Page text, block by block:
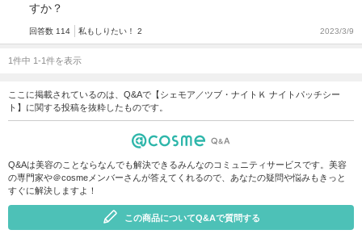
すか？
回答数 114 私もしりたい！ 2 2023/3/9
1件中 1-1件を表示
ここに掲載されているのは、Q&Aで【シェモア／ツブ・ナイトＫ ナイトパッチシー
ト】に関する投稿を抜粋したものです。
Q&Aは美容のことならなんでも解決できるみんなのコミュニティサービスです。美容
の専門家や＠cosmeメンバーさんが答えてくれるので、あなたの疑問や悩みもきっと
すぐに解決しますよ！
この商品についてQ&Aで質問する